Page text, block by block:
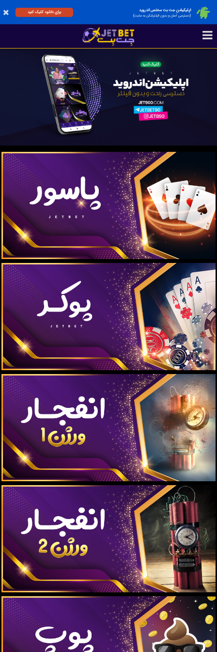
اپلیکیشن جت بت مختص اندروید
(دسترسی آسان و بدون فیلترشکن به سایت)
برای دانلود کلیک کنید